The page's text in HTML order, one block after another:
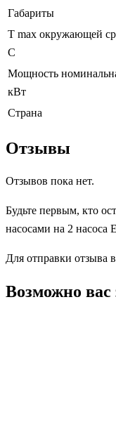
Габариты
T max окружающей
С
Мощность
кВт
Страна
Отзывы
Отзывов пока нет.
Будьте первым, кто
насосами на 2 насоса
Для отправки отзыва
Возможно вас